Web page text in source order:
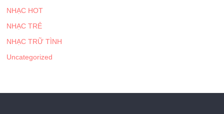
NHẠC HOT
NHẠC TRẺ
NHẠC TRỮ TÌNH
Uncategorized